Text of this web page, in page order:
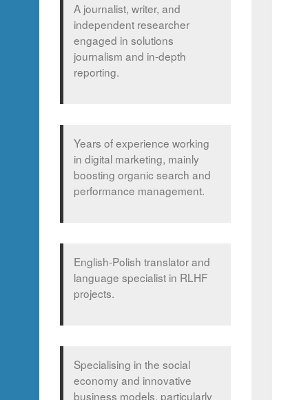
A journalist, writer, and
independent researcher
engaged in solutions
journalism and in-depth
reporting.
Years of experience working
in digital marketing, mainly
boosting organic search and
performance management.
English-Polish translator and
language specialist in RLHF
projects.
Specialising in the social
economy and innovative
business models, particularly